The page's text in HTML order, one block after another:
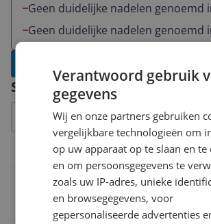
Specificaties
Belangrijkste
Maximale stroomstoot
300 g/min
Geen duidelijke nadelen genoemd
Geen duidelijke nadelen genoemd
Verantwoord gebruik
gegevens
Wij en onze partners gebruiken
vergelijkbare technologieën om
op uw apparaat op te slaan en te
en om persoonsgegevens te
zoals uw IP-adres, unieke
en browsegegevens, voor
gepersonaliseerde advertenties